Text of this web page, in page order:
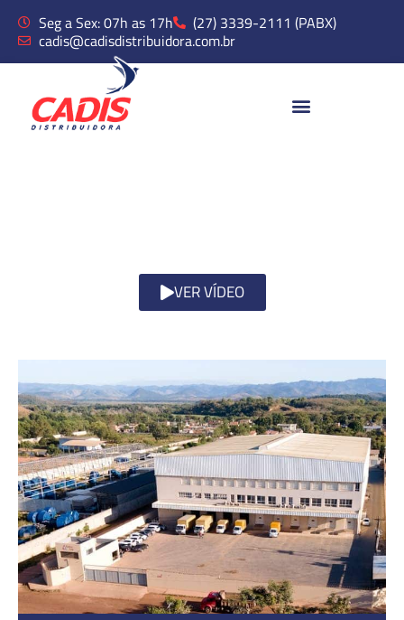
Seg a Sex: 07h as 17h
(27) 3339-2111 (PABX)
cadis@cadisdistribuidora.com.br
VER VÍDEO